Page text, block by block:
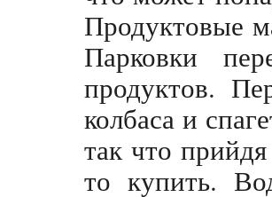
Продуктовые
Парковки
продуктов.
колбаса и
так что
то купить.